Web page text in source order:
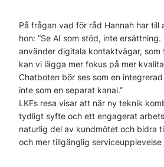
På frågan vad för råd Hannah har till
hon: ”Se AI som stöd, inte
använder digitala kontaktvägar, som
kan vi lägga mer fokus på mer
Chatboten bör ses som en
inte som en separat kanal.”
LKFs resa visar att när ny teknik
tydligt syfte och ett engagerat
naturlig del av kundmötet och bidra
och mer tillgänglig serviceupplevelse